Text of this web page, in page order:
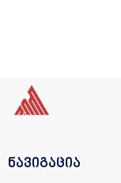
ნავიგაცია